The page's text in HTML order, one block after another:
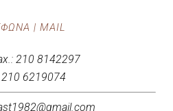
| MAIL
210 8142297
210 6219074